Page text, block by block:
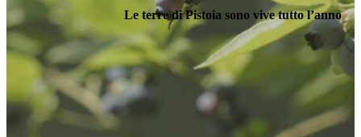
Le terre di Pistoia sono vive tutto l’anno